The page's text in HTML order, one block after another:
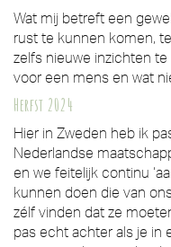
Wat mij betreft een
rust te kunnen komen,
zelfs nieuwe inzichten
voor een mens en wat
Herfst 2024
Hier in Zweden heb ik
Nederlandse
en we feitelijk continu
kunnen doen die van
zélf vinden dat ze
pas echt achter als je in